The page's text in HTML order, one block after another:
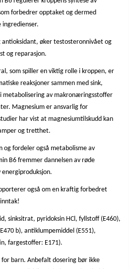
forbedrer opptaket og dermed
antioksidant, øker testosteronnivået og
og reparasjon.
som spiller en viktig rolle i kroppen, er
reaksjoner sammen med sink,
metabolisering av makronæringsstoffer
Magnesium er ansvarlig for
har vist at magnesiumtilskudd kan
og tretthet.
og fordeler også metabolisme av
B6 fremmer dannelsen av røde
også om en kraftig forbedret
sinksitrat, pyridoksin HCl, fyllstoff (E460),
b), antiklumpemiddel (E551),
fargestoffer: E171).
barn. Anbefalt dosering bør ikke